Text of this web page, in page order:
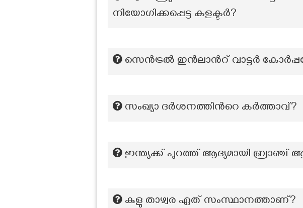
നിയോഗിക്കപ്പെട്ട കളക്ടർ?
സെൻട്രൽ ഇൻലാന്‍റ് വാട്ടര്‍
സംഖ്യാ ദർശനത്തിന്‍റെ കർത്താവ്?
ഇന്ത്യക്ക് പുറത്ത് ആദ്യമായി ബ്രാഞ്ച്
കുളു താഴ്വര ഏത് സംസ്ഥാനത്താണ്?